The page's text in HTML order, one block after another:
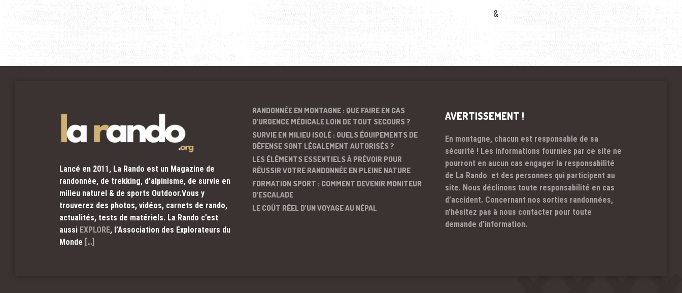
&
Lancé en 2011, La Rando est un Magazine de
randonnée, de trekking, d’alpinisme, de survie en
milieu naturel & de sports Outdoor.Vous y
trouverez des photos, vidéos, carnets de rando,
actualités, tests de matériels. La Rando c’est
aussi EXPLORE, l’Association des Explorateurs du
Monde […]
RANDONNÉE EN MONTAGNE : QUE FAIRE EN CAS
D’URGENCE MÉDICALE LOIN DE TOUT SECOURS ?
SURVIE EN MILIEU ISOLÉ : QUELS ÉQUIPEMENTS DE
DÉFENSE SONT LÉGALEMENT AUTORISÉS ?
LES ÉLÉMENTS ESSENTIELS À PRÉVOIR POUR
RÉUSSIR VOTRE RANDONNÉE EN PLEINE NATURE
FORMATION SPORT : COMMENT DEVENIR MONITEUR
D’ESCALADE
LE COÛT RÉEL D’UN VOYAGE AU NÉPAL
AVERTISSEMENT !
En montagne, chacun est responsable de sa
sécurité ! Les informations fournies par ce site ne
pourront en aucun cas engager la responsabilité
de La Rando et des personnes qui participent au
site. Nous déclinons toute responsabilité en cas
d’accident. Concernant nos sorties randonnées,
n’hésitez pas à nous contacter pour toute
demande d’information.